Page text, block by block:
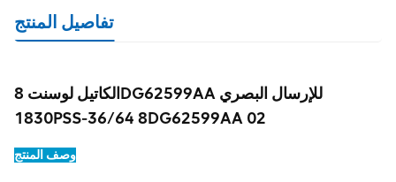
تفاصيل المنتج
الكاتيل لوسنت 8DG62599AA للإرسال البصري
1830PSS-36/64 8DG62599AA 02
وصف المنتج